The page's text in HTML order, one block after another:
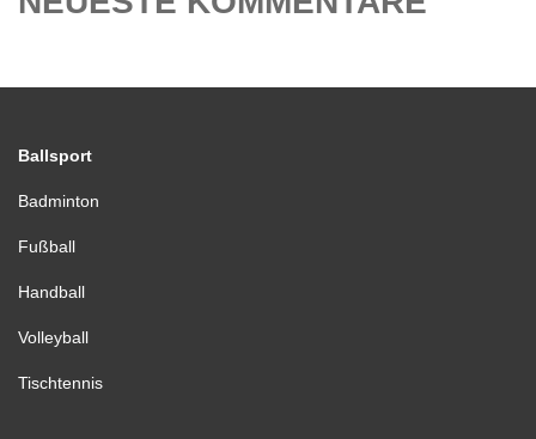
Ballsport
Badminton
Fußball
Handball
Volleyball
Tischtennis